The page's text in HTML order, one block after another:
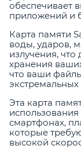
обеспечивает
приложений и
Карта памяти
воды, ударов,
излучения,
хранения
что ваши
экстремальных
Эта карта
смартфонах,
которые
высокой